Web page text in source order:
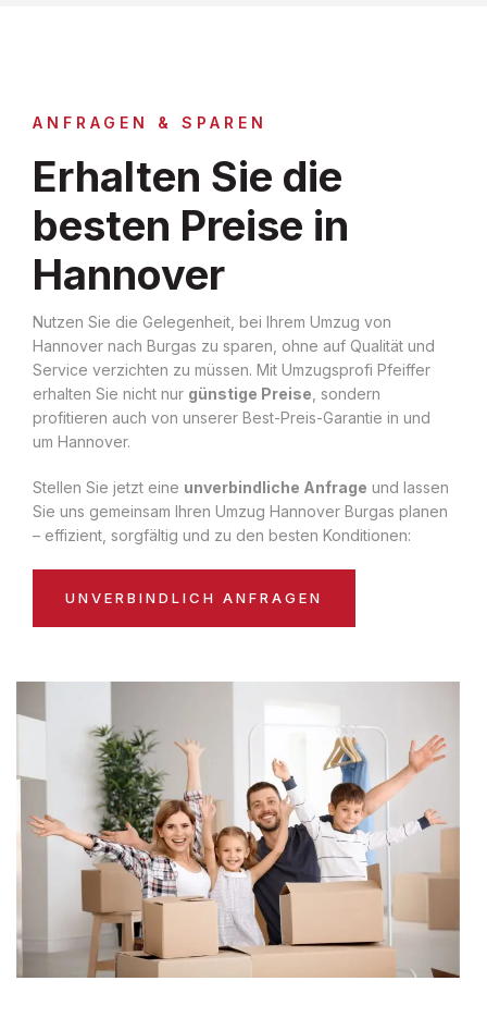
ANFRAGEN & SPAREN
Erhalten Sie die
besten Preise in
Hannover
Nutzen Sie die Gelegenheit, bei Ihrem Umzug von
Hannover nach Burgas zu sparen, ohne auf Qualität und
Service verzichten zu müssen. Mit Umzugsprofi Pfeiffer
erhalten Sie nicht nur günstige Preise , sondern
profitieren auch von unserer Best-Preis-Garantie in und
um Hannover.
Stellen Sie jetzt eine unverbindliche Anfrage und lassen
Sie uns gemeinsam Ihren Umzug Hannover Burgas planen
– effizient, sorgfältig und zu den besten Konditionen:
UNVERBINDLICH ANFRAGEN